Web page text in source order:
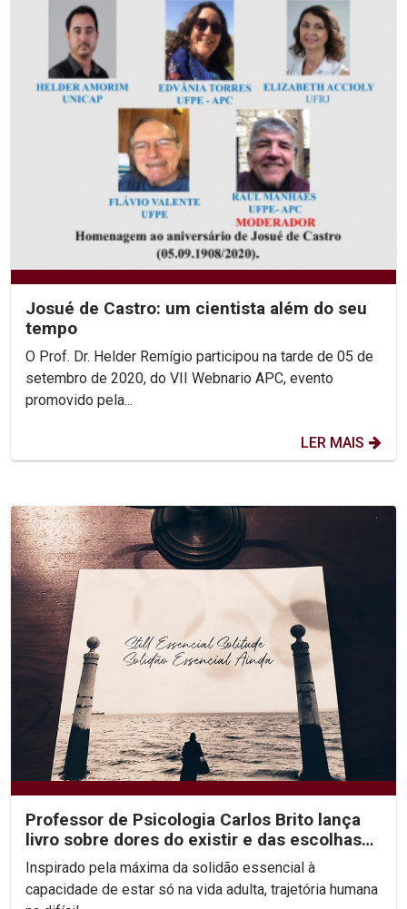
Josué de Castro: um cientista além do seu
tempo
O Prof. Dr. Helder Remígio participou na tarde de 05 de
setembro de 2020, do VII Webnario APC, evento
promovido pela...
LER MAIS
Professor de Psicologia Carlos Brito lança
livro sobre dores do existir e das escolhas
difíceis...
Inspirado pela máxima da solidão essencial à
capacidade de estar só na vida adulta, trajetória humana